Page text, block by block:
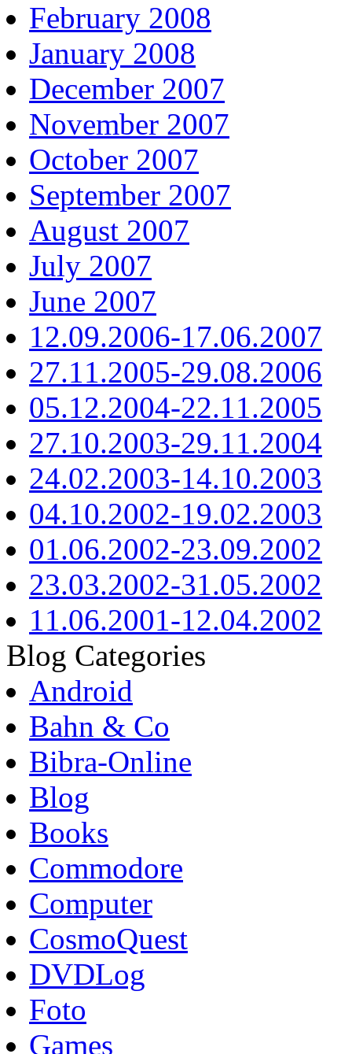
February 2008
January 2008
December 2007
November 2007
October 2007
September 2007
August 2007
July 2007
June 2007
12.09.2006-17.06.2007
27.11.2005-29.08.2006
05.12.2004-22.11.2005
27.10.2003-29.11.2004
24.02.2003-14.10.2003
04.10.2002-19.02.2003
01.06.2002-23.09.2002
23.03.2002-31.05.2002
11.06.2001-12.04.2002
Blog Categories
Android
Bahn & Co
Bibra-Online
Blog
Books
Commodore
Computer
CosmoQuest
DVDLog
Foto
Games